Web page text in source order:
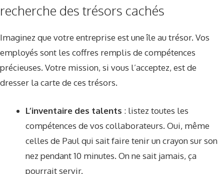
recherche des trésors cachés
Imaginez que votre entreprise est une île au trésor. Vos
employés sont les coffres remplis de compétences
précieuses. Votre mission, si vous l’acceptez, est de
dresser la carte de ces trésors.
L’inventaire des talents : listez toutes les
compétences de vos collaborateurs. Oui, même
celles de Paul qui sait faire tenir un crayon sur son
nez pendant 10 minutes. On ne sait jamais, ça
pourrait servir.